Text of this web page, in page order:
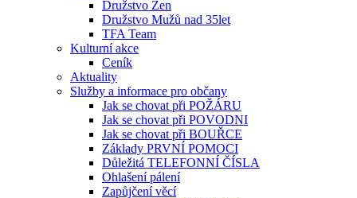
Družstvo Žen
Družstvo Mužů nad 35let
TFA Team
Kulturní akce
Ceník
Aktuality
Služby a informace pro občany
Jak se chovat při POŽÁRU
Jak se chovat při POVODNI
Jak se chovat při BOUŘCE
Základy PRVNÍ POMOCI
Důležitá TELEFONNÍ ČÍSLA
Ohlašení pálení
Zapůjčení věcí